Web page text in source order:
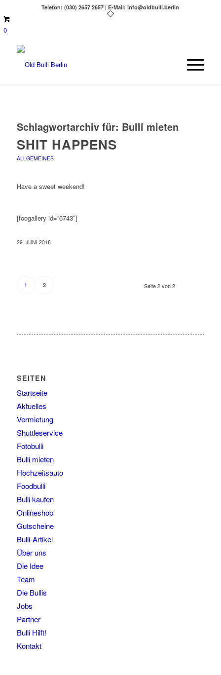
Telefon: (030) 2657 2657 | E-Mail: info@oldbulli.berlin
0
Schlagwortarchiv für: Bulli mieten
SHIT HAPPENS
ALLGEMEINES
Have a sweet weekend!
[foogallery id=”6743″]
29. JUNI 2018
Seite 2 von 2
1 2
SEITEN
Startseite
Aktuelles
Vermietung
Shuttleservice
Fotobulli
Bulli mieten
Hochzeitsauto
Foodbulli
Bulli kaufen
Onlineshop
Gutscheine
Bulli-Artikel
Über uns
Die Idee
Team
Die Bullis
Jobs
Partner
Bulli Hilft!
Kontakt